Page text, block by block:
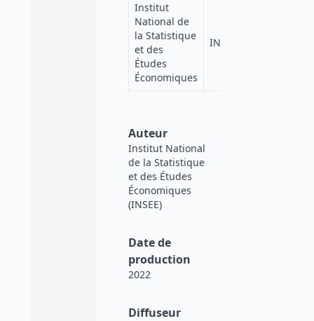
Institut
National de
la Statistique
et des
Études
Économiques
INSEE
Auteur
Institut National
de la Statistique
et des Études
Économiques
(INSEE)
Date de
production
2022
Diffuseur